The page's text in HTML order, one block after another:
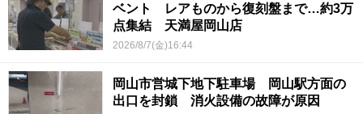
ベント レアものから復刻盤まで…約3万
点集結 天満屋岡山店
2026/8/7(金)16:44
岡山市営城下地下駐車場 岡山駅方面の
出口を封鎖 消火設備の故障が原因